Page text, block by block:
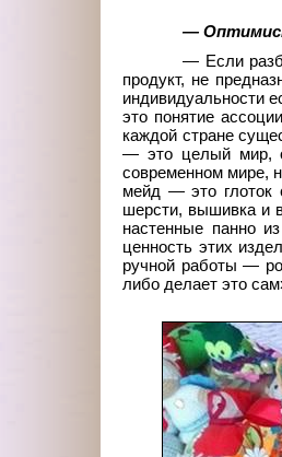
—
— Если
продукт, не
индивидуальности
это понятие
каждой стране
— это целый мир,
современном мире,
мейд — это глоток
шерсти, вышивка и
настенные панно
ценность этих
ручной работы —
либо делает это